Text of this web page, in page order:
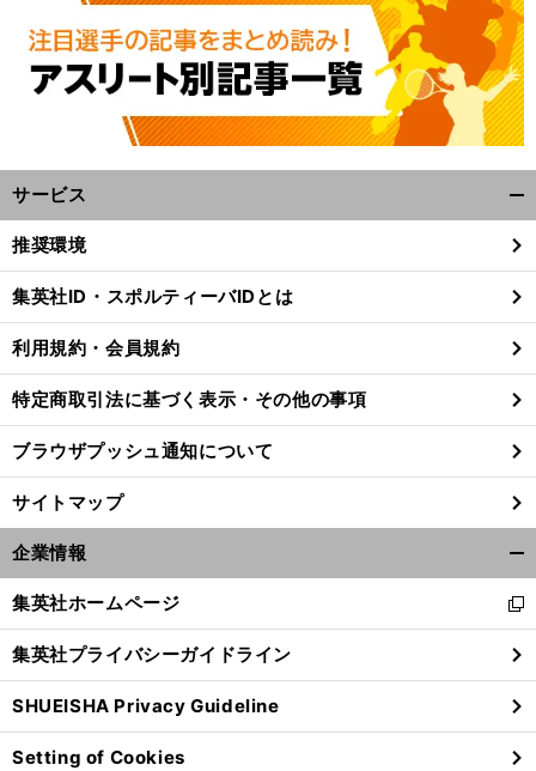
前
サービス
閉
る
推奨環境
集英社ID・スポルティーバIDとは
利用規約・会員規約
特定商取引法に基づく表示・その他の事項
ブラウザプッシュ通知について
サイトマップ
企業情報
閉
る
集英社ホームページ
新
し
い
ウ
ィ
ン
ド
集英社プライバシーガイドライン
SHUEISHA Privacy Guideline
Setting of Cookies